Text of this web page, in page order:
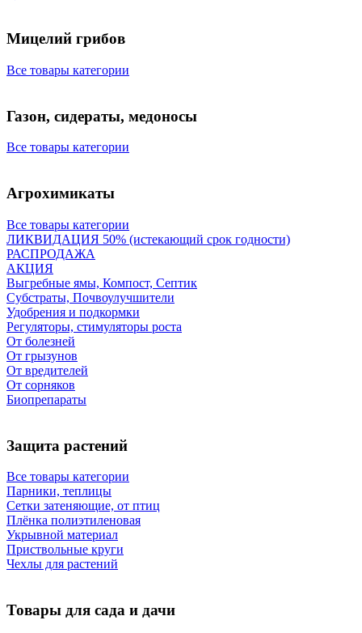
Мицелий грибов
Все товары категории
Газон, сидераты, медоносы
Все товары категории
Агрохимикаты
Все товары категории
ЛИКВИДАЦИЯ 50% (истекающий срок годности)
РАСПРОДАЖА
АКЦИЯ
Выгребные ямы, Компост, Септик
Субстраты, Почвоулучшители
Удобрения и подкормки
Регуляторы, стимуляторы роста
От болезней
От грызунов
От вредителей
От сорняков
Биопрепараты
Защита растений
Все товары категории
Парники, теплицы
Сетки затеняющие, от птиц
Плёнка полиэтиленовая
Укрывной материал
Приствольные круги
Чехлы для растений
Товары для сада и дачи